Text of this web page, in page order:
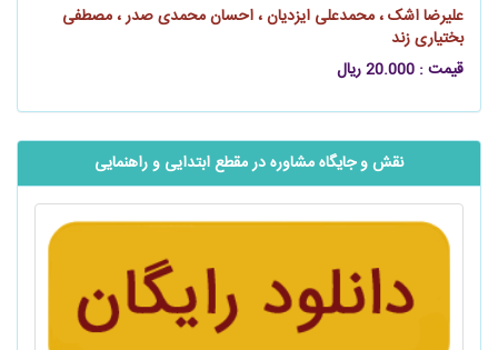
علیرضا اشک ، محمدعلی ایزدیان ، احسان محمدی صدر ، مصطفی
بختیاری زند
قیمت : 20.000 ریال
نقش و جايگاه مشاوره در مقطع ابتدایی و راهنمایی